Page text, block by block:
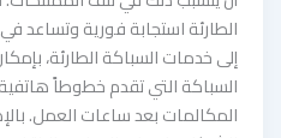
الطارئة استجابة فورية وتساعد
إلى خدمات السباكة الطارئة،
السباكة التي تقدم خطوطاً
المكالمات بعد ساعات العمل.